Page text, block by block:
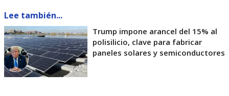
Lee también...
Trump impone arancel del 15% al
polisilicio, clave para fabricar
paneles solares y semiconductores